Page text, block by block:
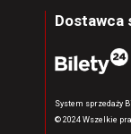
Dostawca
System sprzedaży
© 2024 Wszelkie